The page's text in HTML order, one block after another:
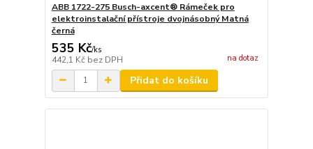
ABB 1722-275 Busch-axcent® Rámeček pro
elektroinstalační přístroje dvojnásobný Matná
černá
535 Kč/ks
442,1 Kč bez DPH na dotaz
Přidat do košíku